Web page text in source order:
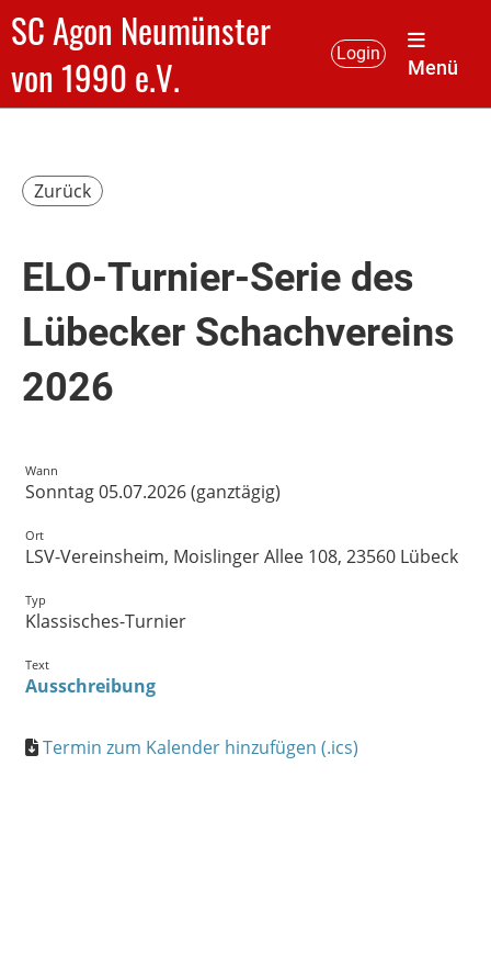
SC Agon Neumünster
von 1990 e.V.
Login
Menü
Zurück
ELO-Turnier-Serie des
Lübecker Schachvereins
2026
Wann
Sonntag 05.07.2026 (ganztägig)
Ort
LSV-Vereinsheim, Moislinger Allee 108, 23560 Lübeck
Typ
Klassisches-Turnier
Text
Ausschreibung
Termin zum Kalender hinzufügen (.ics)